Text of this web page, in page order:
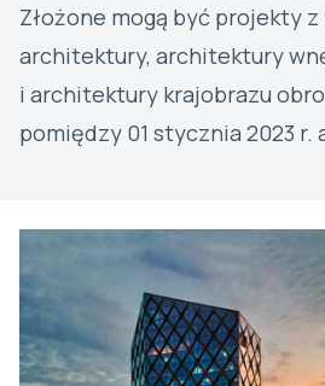
Złożone mogą być projekty z
architektury, architektury
i architektury krajobrazu
pomiędzy 01 stycznia 2023 r.